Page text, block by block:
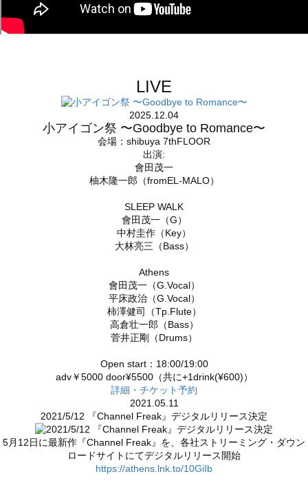
LIVE
2025.12.04
小アイゴン祭 〜Goodbye to Romance〜
会場：shibuya 7thFLOOR
出演:
會田茂一
柚木隆一郎（fromEL-MALO）
SLEEP WALK
會田茂一（G）
中村圭作（Key）
大林亮三（Bass）
Athens
會田茂一（G.Vocal）
平床政治（G.Vocal）
柿澤健司（Tp.Flute）
高倉壮一郎（Bass）
菅井正剛（Drums）
Open start：18:00/19:00
adv￥5000 door¥5500（共に+1drink(¥600)）
詳細・チケット予約
2021.05.11
2021/5/12 『Channel Freak』デジタルリリース決定
5月12日に最新作『Channel Freak』を、各社ストリーミング・ダウン
ロードサイトにてデジタルリリース開始
https://athens.lnk.to/10GiIb